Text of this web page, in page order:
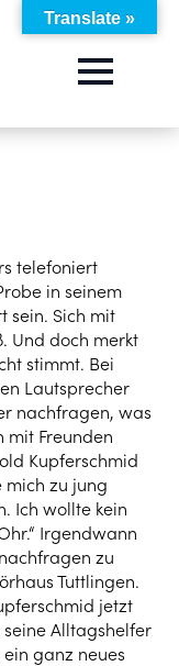
telefoniert
in seinem
sein. Sich mit
Und doch merkt
stimmt. Bei
Lautsprecher
nachfragen, was
Freunden
Kupferschmid
mich zu jung
Ich wollte kein
Irgendwann
zu
Tuttlingen.
jetzt
Alltagshelfer
ganz neues
Translate »